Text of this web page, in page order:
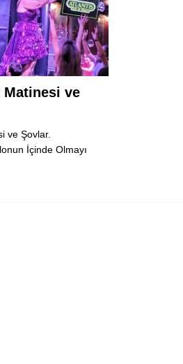
ve
ve Şovlar.
İçinde Olmayı